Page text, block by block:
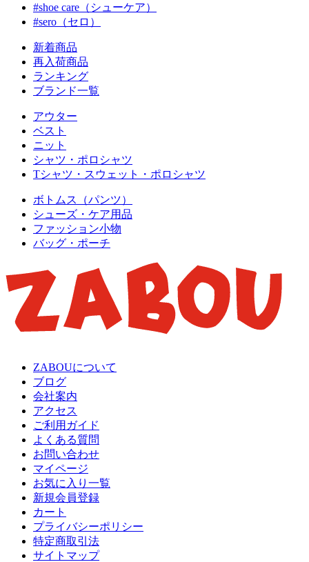
#shoe care（シューケア）
#sero（セロ）
新着商品
再入荷商品
ランキング
ブランド一覧
アウター
ベスト
ニット
シャツ・ポロシャツ
Tシャツ・スウェット・ポロシャツ
ボトムス（パンツ）
シューズ・ケア用品
ファッション小物
バッグ・ポーチ
ZABOUについて
ブログ
会社案内
アクセス
ご利用ガイド
よくある質問
お問い合わせ
マイページ
お気に入り一覧
新規会員登録
カート
プライバシーポリシー
特定商取引法
サイトマップ